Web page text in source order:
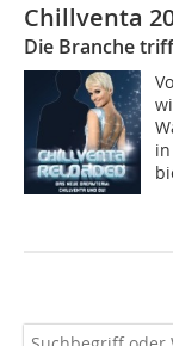
Chillventa
Die Branche